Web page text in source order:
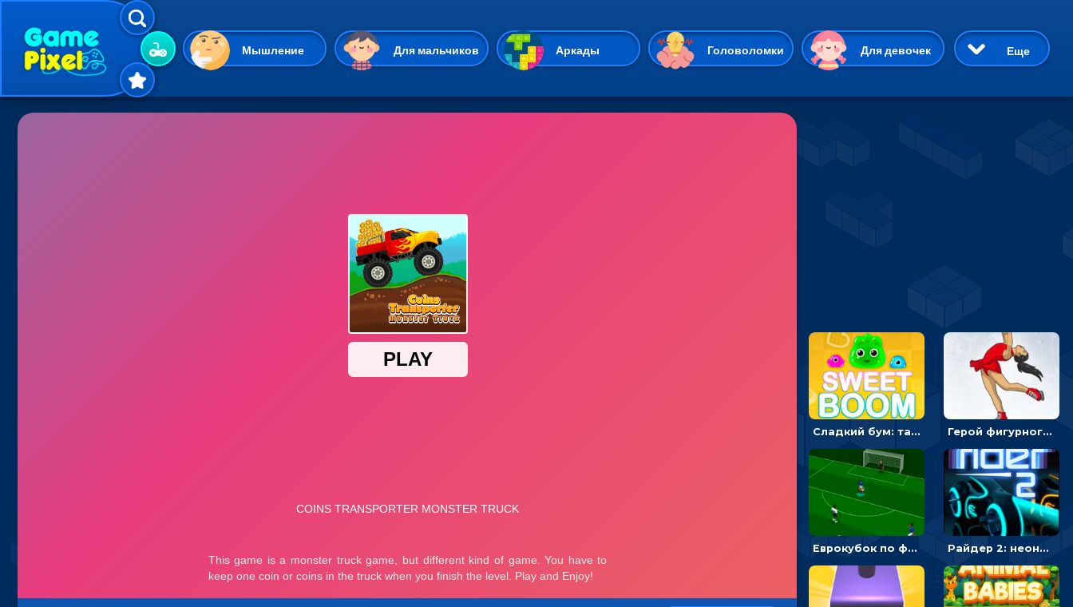
Мышление Для мальчиков Аркады Головоломки Для девочек
Гиперказуальные Казуальные Веселые 3D Приключения
Симуляторы
Пасьянс
Еще
Сладкий бум: тапнуть, чтобы взорвать желейки - головоломка Герой фигурного катания - спортивные соревнования онлайн
Еврокубок по футболу 2021 в 3D: пасуй мяч и бей по воротам соперника Райдер 2: неоновые гонки на мотоциклах